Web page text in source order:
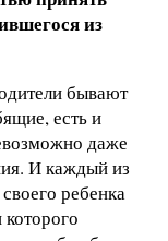
из
бывают
есть и
даже
И каждый из
ребенка